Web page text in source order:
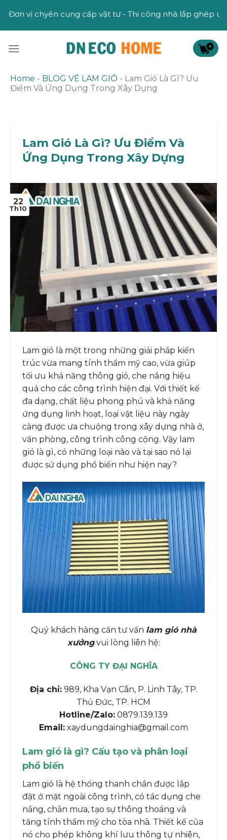
content
cấp vật tư - Thi công nhà lắp ghép uy tín
Home - BLOG VỀ LAM GIÓ - Lam Gió Là Gì? Ưu
Điểm Và Ứng Dụng Trong Xây Dựng
Lam Gió Là Gì? Ưu Điểm Và
Ứng Dụng Trong Xây Dựng
22
Th10
Lam gió là một trong những giải pháp kiến
trúc vừa mang tính thẩm mỹ cao, vừa giúp
tối ưu khả năng thông gió, che nắng hiệu
quả cho các công trình hiện đại. Với thiết kế
đa dạng, chất liệu phong phú và khả năng
ứng dụng linh hoạt, loại vật liệu này ngày
càng được ưa chuộng trong xây dựng nhà ở,
văn phòng, công trình công cộng. Vậy lam
gió là gì, có những loại nào và tại sao nó lại
được sử dụng phổ biến như hiện nay?
Quý khách hàng cần tư vấn lam gió nhà
xưởngvui lòng liên hệ:
CÔNG TY ĐẠI NGHĨA
Địa chỉ:989, Kha Vạn Cân, P. Linh Tây, TP.
Thủ Đức, TP. HCM
Hotline/Zalo: 0879.139.139
Email: xaydungdainghia@gmail.com
Lam gió là gì? Cấu tạo và phân loại
phổ biến
Lam gió là hệ thống thanh chắn được lắp
đặt ở mặt ngoài công trình, có tác dụng che
nắng, chắn mưa, tạo sự thông thoáng và
tăng tính thẩm mỹ cho tòa nhà. Thiết kế của
nó cho phép không khí lưu thông tự nhiên,